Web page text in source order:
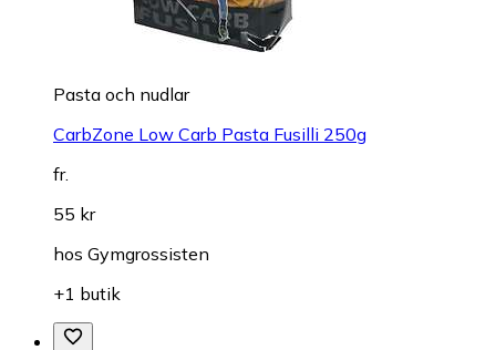
Pasta och nudlar
CarbZone Low Carb Pasta Fusilli 250g
fr.
55 kr
hos Gymgrossisten
+1 butik